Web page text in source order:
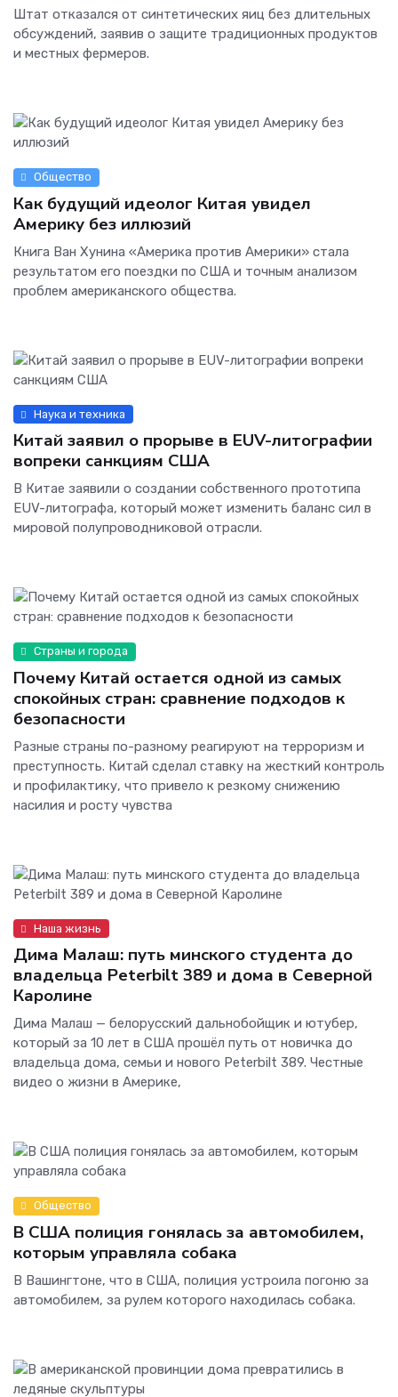
Штат отказался от синтетических яиц без длительных
обсуждений, заявив о защите традиционных продуктов
и местных фермеров.
Общество
Как будущий идеолог Китая увидел
Америку без иллюзий
Книга Ван Хунина «Америка против Америки» стала
результатом его поездки по США и точным анализом
проблем американского общества.
Наука и техника
Китай заявил о прорыве в EUV-литографии
вопреки санкциям США
В Китае заявили о создании собственного прототипа
EUV-литографа, который может изменить баланс сил в
мировой полупроводниковой отрасли.
Страны и города
Почему Китай остается одной из самых
спокойных стран: сравнение подходов к
безопасности
Разные страны по-разному реагируют на терроризм и
преступность. Китай сделал ставку на жесткий контроль
и профилактику, что привело к резкому снижению
насилия и росту чувства
Наша жизнь
Дима Малаш: путь минского студента до
владельца Peterbilt 389 и дома в Северной
Каролине
Дима Малаш — белорусский дальнобойщик и ютубер,
который за 10 лет в США прошёл путь от новичка до
владельца дома, семьи и нового Peterbilt 389. Честные
видео о жизни в Америке,
Общество
В США полиция гонялась за автомобилем,
которым управляла собака
В Вашингтоне, что в США, полиция устроила погоню за
автомобилем, за рулем которого находилась собака.